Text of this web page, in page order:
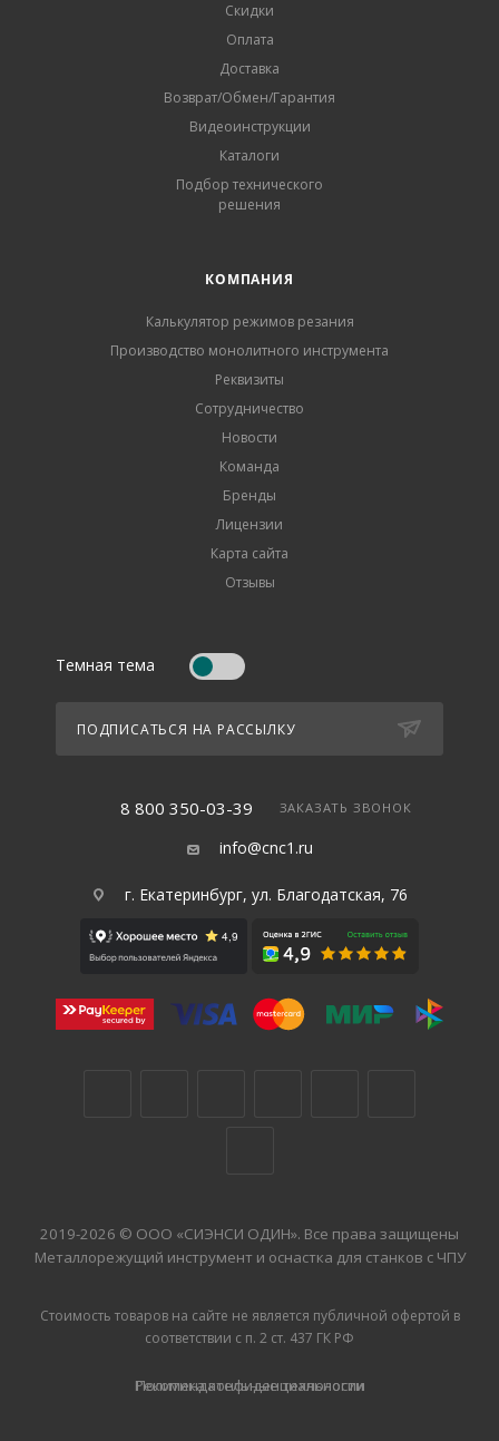
Скидки
Оплата
Доставка
Возврат/Обмен/Гарантия
Видеоинструкции
Каталоги
Подбор технического
решения
КОМПАНИЯ
Калькулятор режимов резания
Производство монолитного инструмента
Реквизиты
Сотрудничество
Новости
Команда
Бренды
Лицензии
Карта сайта
Отзывы
Темная тема
ПОДПИСАТЬСЯ НА РАССЫЛКУ
8 800 350-03-39 ЗАКАЗАТЬ ЗВОНОК
info@cnc1.ru
г. Екатеринбург, ул. Благодатская, 76
2019-2026 © ООО «СИЭНСИ ОДИН». Все права защищены
Металлорежущий инструмент и оснастка для станков с ЧПУ
Стоимость товаров на сайте не является публичной офертой в
соответствии с п. 2 ст. 437 ГК РФ
Политика конфиденциальности
Рекомендательные технологии